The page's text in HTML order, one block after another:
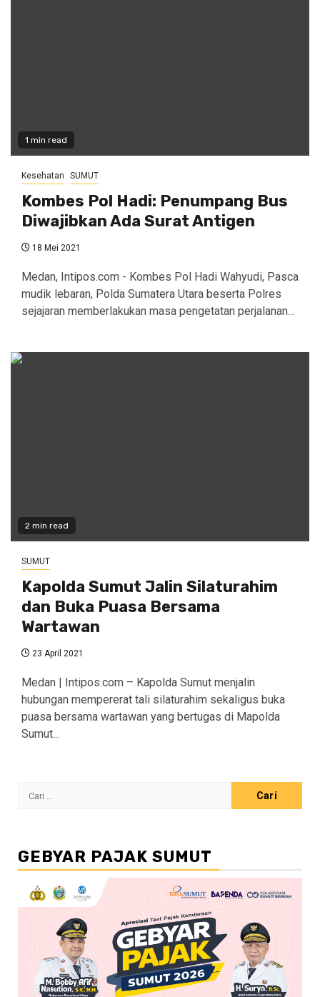
1 min read
Kesehatan SUMUT
Kombes Pol Hadi: Penumpang Bus
Diwajibkan Ada Surat Antigen
18 Mei 2021
Medan, Intipos.com - Kombes Pol Hadi Wahyudi, Pasca
mudik lebaran, Polda Sumatera Utara beserta Polres
sejajaran memberlakukan masa pengetatan perjalanan...
2 min read
SUMUT
Kapolda Sumut Jalin Silaturahim
dan Buka Puasa Bersama
Wartawan
23 April 2021
Medan | Intipos.com – Kapolda Sumut menjalin
hubungan mempererat tali silaturahim sekaligus buka
puasa bersama wartawan yang bertugas di Mapolda
Sumut...
Cari
GEBYAR PAJAK SUMUT